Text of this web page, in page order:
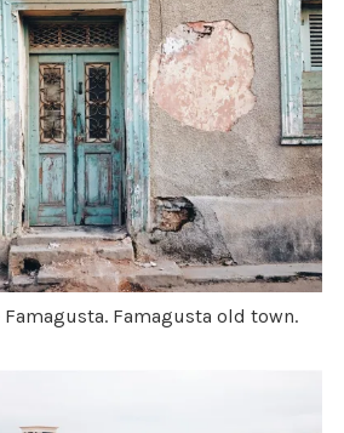
Famagusta. Famagusta old town.